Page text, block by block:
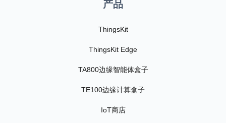
产品
ThingsKit
ThingsKit Edge
TA800边缘智能体盒子
TE100边缘计算盒子
IoT商店